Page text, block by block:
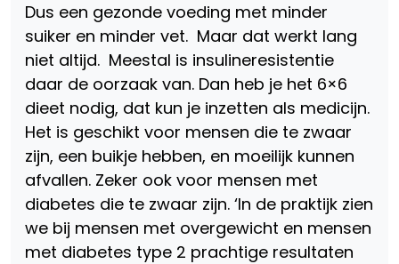
Dus een gezonde voeding met minder
suiker en minder vet. Maar dat werkt lang
niet altijd. Meestal is insulineresistentie
daar de oorzaak van. Dan heb je het 6×6
dieet nodig, dat kun je inzetten als medicijn.
Het is geschikt voor mensen die te zwaar
zijn, een buikje hebben, en moeilijk kunnen
afvallen. Zeker ook voor mensen met
diabetes die te zwaar zijn. ‘In de praktijk zien
we bij mensen met overgewicht en mensen
met diabetes type 2 prachtige resultaten